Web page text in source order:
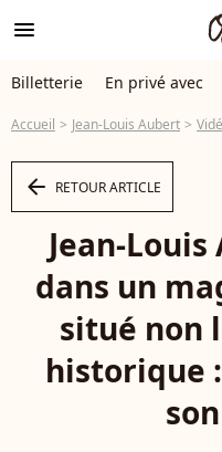
menu
Billetterie En privé avec
Accueil Jean-Louis Aubert
arrow_left RETOUR ARTICLE
Jean-
dans un
situé non
historique